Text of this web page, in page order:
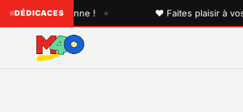
DÉDICACES
l'antenne ! • ♥ Faites plaisir à vos